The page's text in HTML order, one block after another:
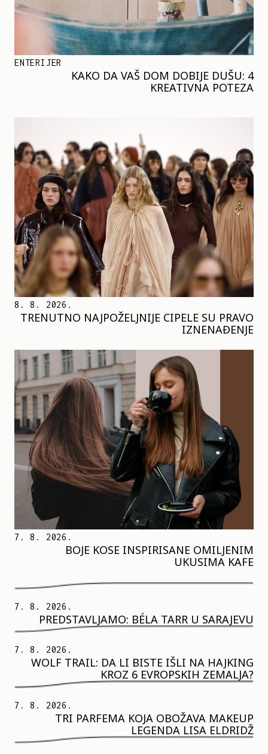
ENTERIJER
KAKO DA VAŠ DOM DOBIJE DUŠU: 4
KREATIVNA POTEZA
8. 8. 2026.
TRENUTNO NAJPOŽELJNIJE CIPELE SU PRAVO
IZNENAĐENJE
7. 8. 2026.
BOJE KOSE INSPIRISANE OMILJENIM
UKUSIMA KAFE
7. 8. 2026.
PREDSTAVLJAMO: BÉLA TARR U SARAJEVU
7. 8. 2026.
WOLF TRAIL: DA LI BISTE IŠLI NA HAJKING
KROZ 6 EVROPSKIH ZEMALJA?
7. 8. 2026.
TRI PARFEMA KOJA OBOŽAVA MAKEUP
LEGENDA LISA ELDRIDŽ